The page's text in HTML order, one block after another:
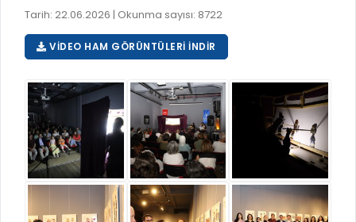
Tarih: 22.06.2026 | Okunma sayısı: 8722
VIDEO HAM GÖRÜNTÜLERI İNDIR